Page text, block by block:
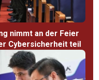
nimmt an der Feier
Cybersicherheit teil